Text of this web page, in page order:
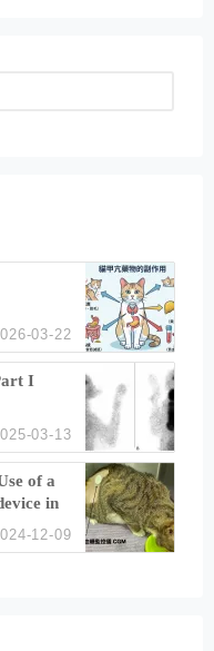
03-22
I
03-13
of a
in
12-09